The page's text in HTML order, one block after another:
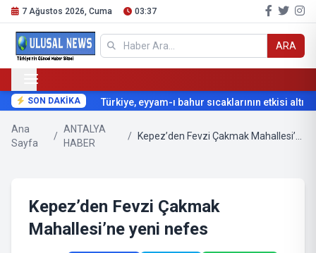
7 Ağustos 2026, Cuma 03:37
ARA
SON DAKİKA Türkiye, eyyam-ı bahur sıcaklarının etkisi altına
Ana
Sayfa
/
ANTALYA
HABER
/
Kepez’den Fevzi Çakmak
Mahallesi’ne yeni nefes